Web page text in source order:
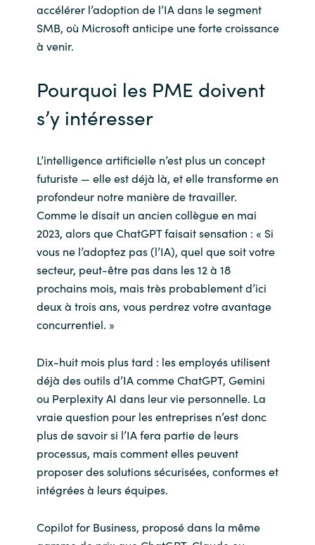
accélérer l’adoption de l’IA dans le segment
SMB, où Microsoft anticipe une forte croissance
à venir.
Pourquoi les PME doivent
s’y intéresser
L’intelligence artificielle n’est plus un concept
futuriste — elle est déjà là, et elle transforme en
profondeur notre manière de travailler.
Comme le disait un ancien collègue en mai
2023, alors que ChatGPT faisait sensation : « Si
vous ne l’adoptez pas (l’IA), quel que soit votre
secteur, peut-être pas dans les 12 à 18
prochains mois, mais très probablement d’ici
deux à trois ans, vous perdrez votre avantage
concurrentiel. »
Dix-huit mois plus tard : les employés utilisent
déjà des outils d’IA comme ChatGPT, Gemini
ou Perplexity AI dans leur vie personnelle. La
vraie question pour les entreprises n’est donc
plus de savoir si l’IA fera partie de leurs
processus, mais comment elles peuvent
proposer des solutions sécurisées, conformes et
intégrées à leurs équipes.
Copilot for Business, proposé dans la même